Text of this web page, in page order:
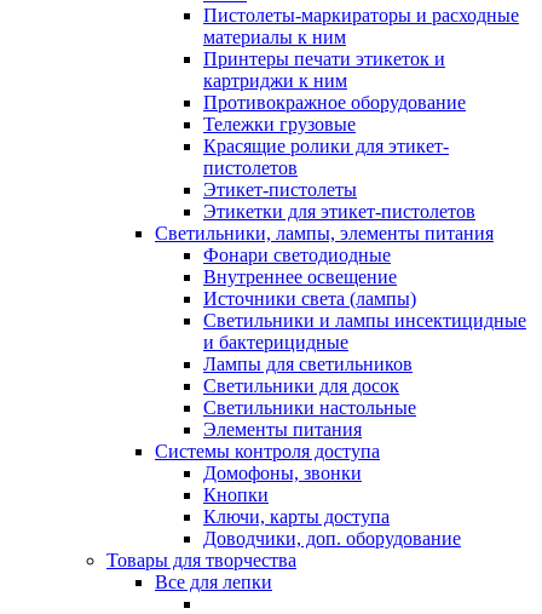
Пистолеты-маркираторы и расходные
материалы к ним
Принтеры печати этикеток и
картриджи к ним
Противокражное оборудование
Тележки грузовые
Красящие ролики для этикет-
пистолетов
Этикет-пистолеты
Этикетки для этикет-пистолетов
Светильники, лампы, элементы питания
Фонари светодиодные
Внутреннее освещение
Источники света (лампы)
Светильники и лампы инсектицидные
и бактерицидные
Лампы для светильников
Светильники для досок
Светильники настольные
Элементы питания
Системы контроля доступа
Домофоны, звонки
Кнопки
Ключи, карты доступа
Доводчики, доп. оборудование
Товары для творчества
Все для лепки